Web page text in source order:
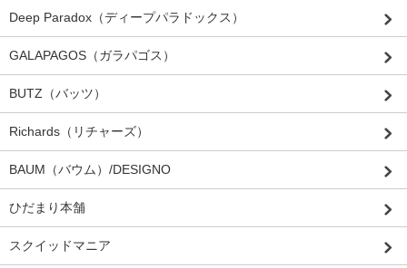
Deep Paradox（ディープパラドックス）
GALAPAGOS（ガラパゴス）
BUTZ（バッツ）
Richards（リチャーズ）
BAUM（バウム）/DESIGNO
ひだまり本舗
スクイッドマニア